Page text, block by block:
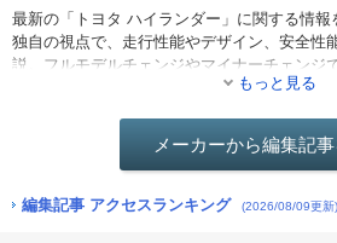
最新の「トヨタ ハイランダー」に関する情
独自の視点で、走行性能やデザイン、安全性
説。フルモデルチェンジやマイナーチェンジ
仕様の変更点を分かりやすくレポート。他に
もっと見る
メーカーから編集記
編集記事 アクセスランキング (2026/08/09更新)